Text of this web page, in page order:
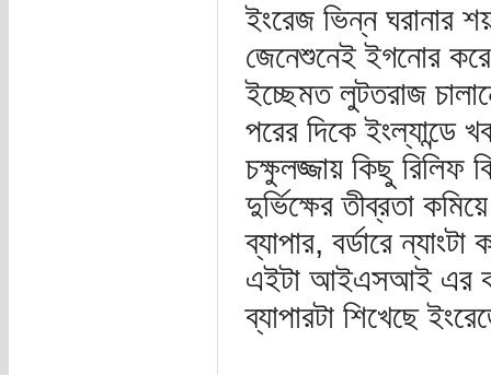
ইংরেজ ভিন্ন ঘরানার
জেনেশুনেই ইগনোর
ইচ্ছেমত লুটতরাজ
পরের দিকে ইংল্যান্ডে
চক্ষুলজ্জায় কিছু রিলিফ
দুর্ভিক্ষের তীব্রতা
ব্যাপার, বর্ডারে
এইটা আইএসআই এর
ব্যাপারটা শিখেছে